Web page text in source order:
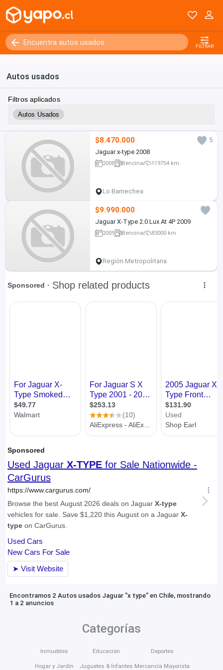
FILTRAR
Autos usados
Filtros aplicados
Autos Usados
$8.470.000
5
Jaguar x-type 2008
2008 Bencina 119754 km
Lo Barnechea
$9.990.000
Jaguar X-Type 2.0 Lux At 4P 2009
2009 Bencina 83000 km
Región Metropolitana
Encontramos 2 Autos usados Jaguar "x type" en Chile, mostrando
1 a 2 anuncios
Categorías
Inmuebles
Hogar y Jardín
Educación
Juguetes & Infantes
Deportes
Mercancía Mayorista